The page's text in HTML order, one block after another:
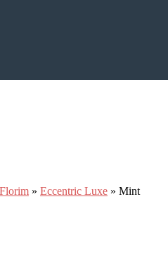
Florim » Eccentric Luxe » Mint